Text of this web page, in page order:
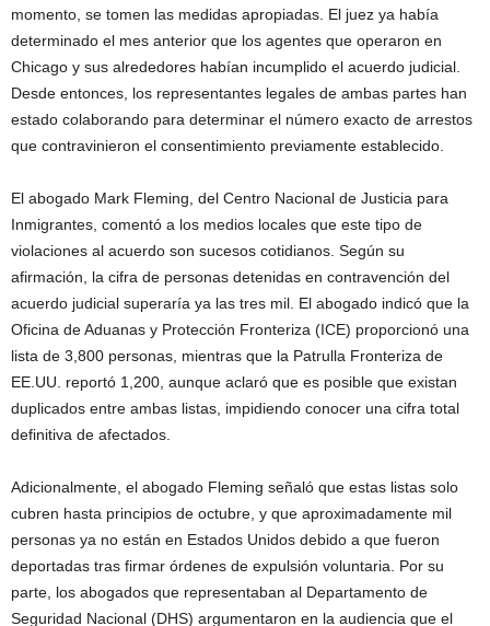
momento, se tomen las medidas apropiadas. El juez ya había
determinado el mes anterior que los agentes que operaron en
Chicago y sus alrededores habían incumplido el acuerdo judicial.
Desde entonces, los representantes legales de ambas partes han
estado colaborando para determinar el número exacto de arrestos
que contravinieron el consentimiento previamente establecido.
El abogado Mark Fleming, del Centro Nacional de Justicia para
Inmigrantes, comentó a los medios locales que este tipo de
violaciones al acuerdo son sucesos cotidianos. Según su
afirmación, la cifra de personas detenidas en contravención del
acuerdo judicial superaría ya las tres mil. El abogado indicó que la
Oficina de Aduanas y Protección Fronteriza (ICE) proporcionó una
lista de 3,800 personas, mientras que la Patrulla Fronteriza de
EE.UU. reportó 1,200, aunque aclaró que es posible que existan
duplicados entre ambas listas, impidiendo conocer una cifra total
definitiva de afectados.
Adicionalmente, el abogado Fleming señaló que estas listas solo
cubren hasta principios de octubre, y que aproximadamente mil
personas ya no están en Estados Unidos debido a que fueron
deportadas tras firmar órdenes de expulsión voluntaria. Por su
parte, los abogados que representaban al Departamento de
Seguridad Nacional (DHS) argumentaron en la audiencia que el